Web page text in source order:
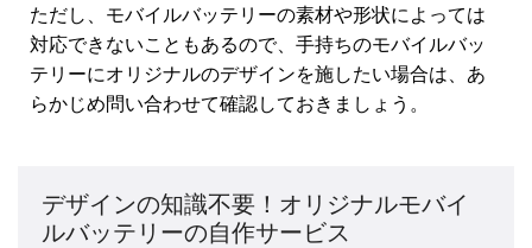
ただし、モバイルバッテリーの素材や形状によっては
対応できないこともあるので、手持ちのモバイルバッ
テリーにオリジナルのデザインを施したい場合は、あ
らかじめ問い合わせて確認しておきましょう。
デザインの知識不要！オリジナルモバイ
ルバッテリーの自作サービス